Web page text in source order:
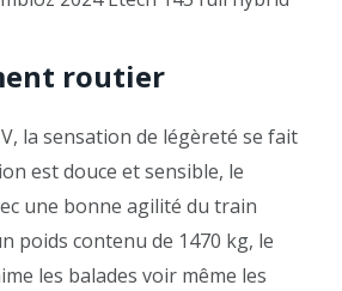
routier
la sensation de légèreté se fait
est douce et sensible, le
une bonne agilité du train
poids contenu de 1470 kg, le
les balades voir même les